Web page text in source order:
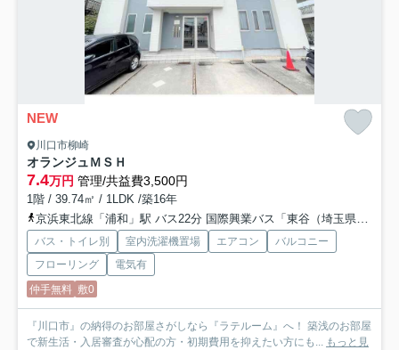
NEW
川口市柳崎
オランジュＭＳＨ
7.4万円 管理/共益費3,500円
1階 / 39.74㎡ / 1LDK /築16年
京浜東北線「浦和」駅 バス22分 国際興業バス「東谷（埼玉県）」 停歩10分
バス・トイレ別 室内洗濯機置場 エアコン
バルコニー
フローリング
電気有
仲手無料 敷0
『川口市』の納得のお部屋さがしなら『ラテルーム』へ！ 築浅のお部屋
で新生活・入居審査が心配の方・初期費用を抑えたい方にも... もっと見